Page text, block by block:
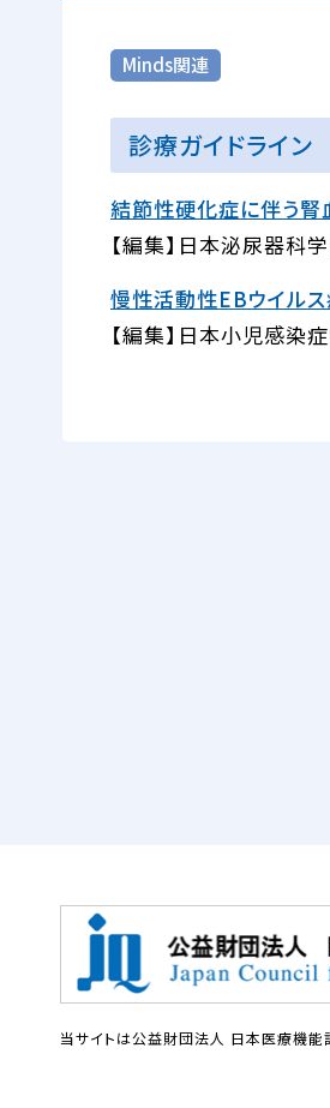
Minds関連
診療ガイドライン
結節性硬化症に伴う
【編集】日本泌尿器科
慢性活動性EBウイル
【編集】日本小児感染
当サイトは公益財団法人 日本医療機能